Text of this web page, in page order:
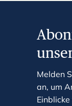
Melden
an, um